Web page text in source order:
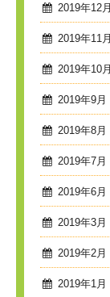
2019年12月
2019年11月
2019年10月
2019年9月
2019年8月
2019年7月
2019年6月
2019年3月
2019年2月
2019年1月